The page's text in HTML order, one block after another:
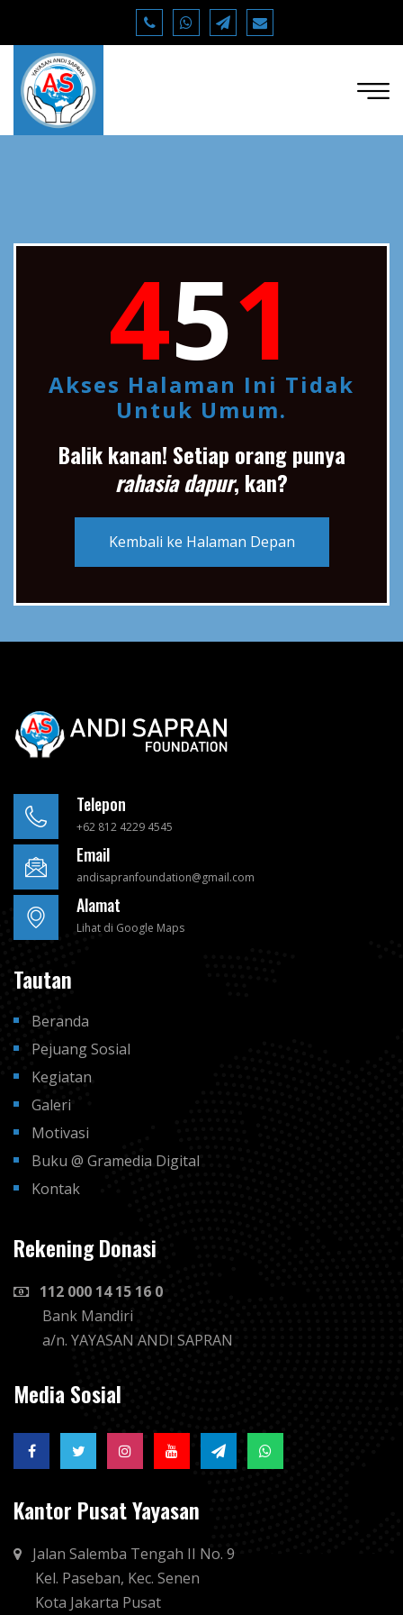
451
Akses Halaman Ini Tidak
Untuk Umum.
Balik kanan! Setiap orang punya
rahasia dapur, kan?
Kembali ke Halaman Depan
Telepon
+62 812 4229 4545
Email
andisapranfoundation@gmail.com
Alamat
Lihat di Google Maps
Tautan
Beranda
Pejuang Sosial
Kegiatan
Galeri
Motivasi
Buku @ Gramedia Digital
Kontak
Rekening Donasi
112 000 14 15 16 0
Bank Mandiri
a/n. YAYASAN ANDI SAPRAN
Media Sosial
Kantor Pusat Yayasan
Jalan Salemba Tengah II No. 9
Kel. Paseban, Kec. Senen
Kota Jakarta Pusat